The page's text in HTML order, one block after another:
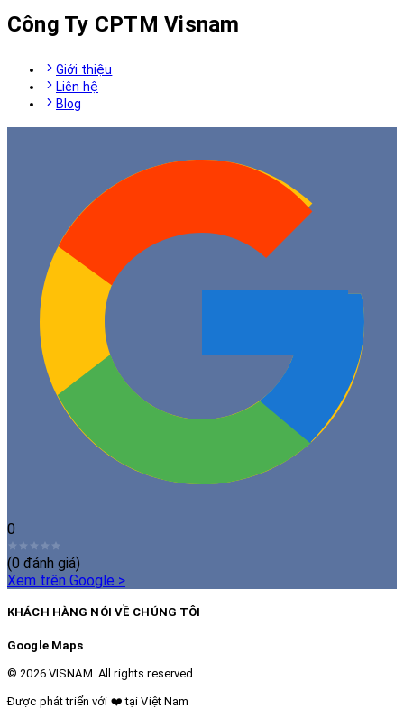
Công Ty CPTM Visnam
Giới thiệu
Liên hệ
Blog
0
(0 đánh giá)
Xem trên Google >
KHÁCH HÀNG NÓI VỀ CHÚNG TÔI
Google Maps
© 2026 VISNAM. All rights reserved.
Được phát triển với ❤️ tại Việt Nam